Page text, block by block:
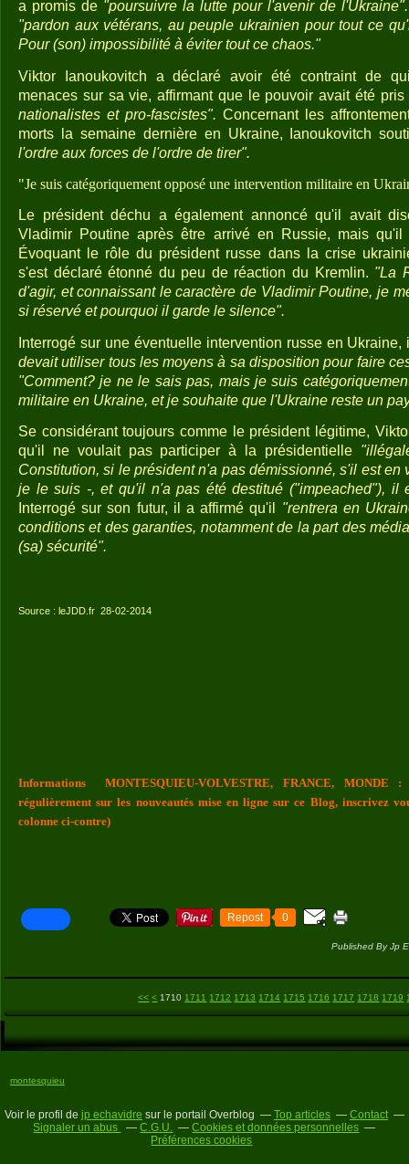
a promis de "poursuivre la lutte pour l'avenir de l'Ukraine".
"pardon aux vétérans, au peuple ukrainien pour tout ce
Pour (son) impossibilité à éviter tout ce chaos."
Viktor Ianoukovitch a déclaré avoir été contraint de
menaces sur sa vie, affirmant que le pouvoir avait été pris
nationalistes et pro-fascistes". Concernant les
morts la semaine dernière en Ukraine, Ianoukovitch
l'ordre aux forces de l'ordre de tirer".
"Je suis catégoriquement opposé une intervention militaire en
Le président déchu a également annoncé qu'il avait
Vladimir Poutine après être arrivé en Russie, mais
Évoquant le rôle du président russe dans la crise
s'est déclaré étonné du peu de réaction du Kremlin. "La
d'agir, et connaissant le caractère de Vladimir Poutine, je
si réservé et pourquoi il garde le silence".
Interrogé sur une éventuelle intervention russe en
devait utiliser tous les moyens à sa disposition pour faire
"Comment? je ne le sais pas, mais je suis
militaire en Ukraine, et je souhaite que l'Ukraine reste un
Se considérant toujours comme le président légitime,
qu'il ne voulait pas participer à la présidentielle
Constitution, si le président n'a pas démissionné, s'il est en
je le suis -, et qu'il n'a pas été destitué ("impeached"), il
Interrogé sur son futur, il a affirmé qu'il "rentrera en
conditions et des garanties, notamment de la part des
(sa) sécurité".
Source : leJDD.fr 28-02-2014
Informations MONTESQUIEU-VOLVESTRE, FRANCE, MONDE
régulièrement sur les nouveautés mise en ligne sur ce Blog, inscrivez
colonne ci-contre)
Repost 0
Published By Jp
<< < 1700
1710 1711 1712 1713 1714 1715 1716 1717 1718 1719
montesquieu
Voir le profil de jp echavidre sur le portail Overblog Top articles
Contact
Signaler un abus
C.G.U.
Cookies et données personnelles
Préférences cookies